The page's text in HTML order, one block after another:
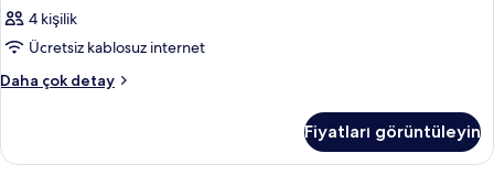
4 kişilik
Ücretsiz kablosuz internet
Daha çok detay
Oda
detay
Fiyatları görüntüleyin